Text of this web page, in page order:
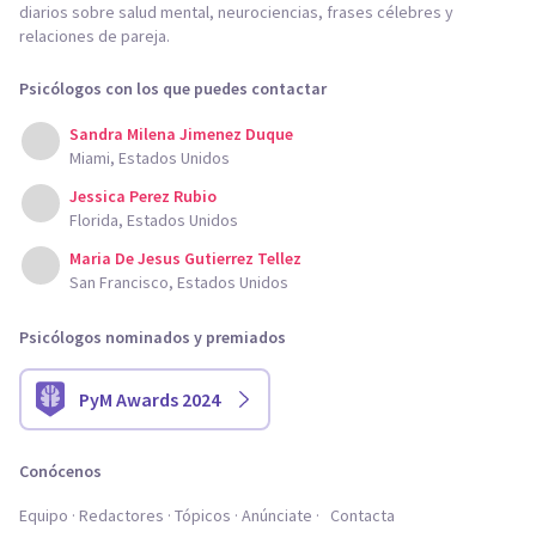
diarios sobre salud mental, neurociencias, frases célebres y
relaciones de pareja.
Psicólogos con los que puedes contactar
Sandra Milena Jimenez Duque
Miami, Estados Unidos
Jessica Perez Rubio
Florida, Estados Unidos
Maria De Jesus Gutierrez Tellez
San Francisco, Estados Unidos
Psicólogos nominados y premiados
PyM Awards 2024
Conócenos
Equipo Redactores Tópicos Anúnciate Contacta